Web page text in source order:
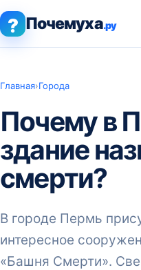
? Почемуха.ру
Главная›Города
Почему в
здание
смерти?
В городе Пермь
интересное
«Башня Смерти».